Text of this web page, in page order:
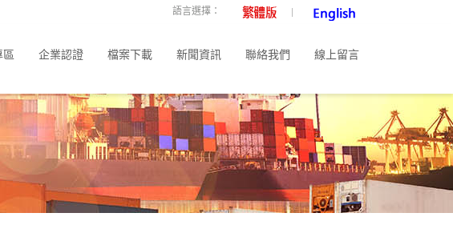
語言選擇：
區 企業認證 檔案下載 新聞資訊 聯絡我們 線上留言